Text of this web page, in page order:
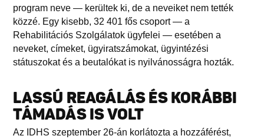
program neve — kerültek ki, de a neveiket nem tették
közzé. Egy kisebb, 32 401 fős csoport — a
Rehabilitációs Szolgálatok ügyfelei — esetében a
neveket, címeket, ügyiratszámokat, ügyintézési
státuszokat és a beutalókat is nyilvánosságra hozták.
LASSÚ REAGÁLÁS ÉS KORÁBBI
TÁMADÁS IS VOLT
Az IDHS szeptember 26-án korlátozta a hozzáférést,